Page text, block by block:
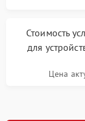
Стоимость
для
Цена